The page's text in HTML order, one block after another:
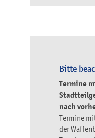
Bitte
Termine
nach
Termine
der